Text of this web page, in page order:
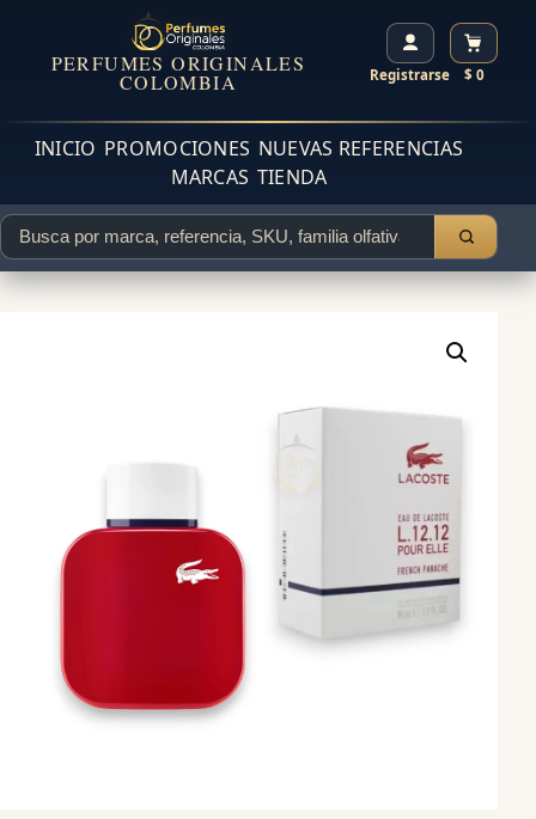
PERFUMES ORIGINALES
COLOMBIA Registrarse $ 0
INICIO PROMOCIONES NUEVAS REFERENCIAS
MARCAS TIENDA